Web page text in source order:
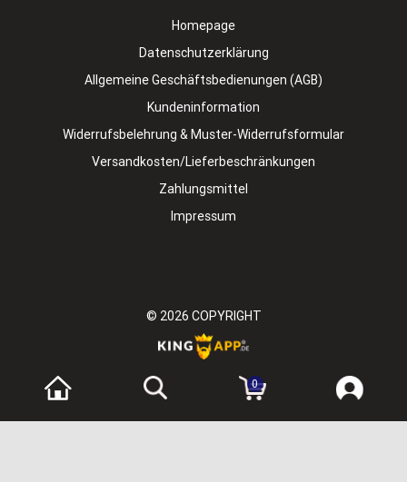
Homepage
Datenschutzerklärung
Allgemeine Geschäftsbedienungen (AGB)
Kundeninformation
Widerrufsbelehrung & Muster-Widerrufsformular
Versandkosten/Lieferbeschränkungen
Zahlungsmittel
Impressum
© 2026 COPYRIGHT
0